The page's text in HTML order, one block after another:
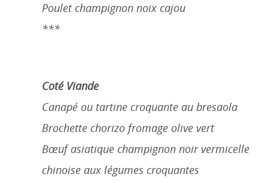
Poulet champignon noix cajou
***
Coté Viande
Canapé ou tartine croquante au bresaola
Brochette chorizo fromage olive vert
Bœuf asiatique champignon noir vermicelle
chinoise aux légumes croquantes